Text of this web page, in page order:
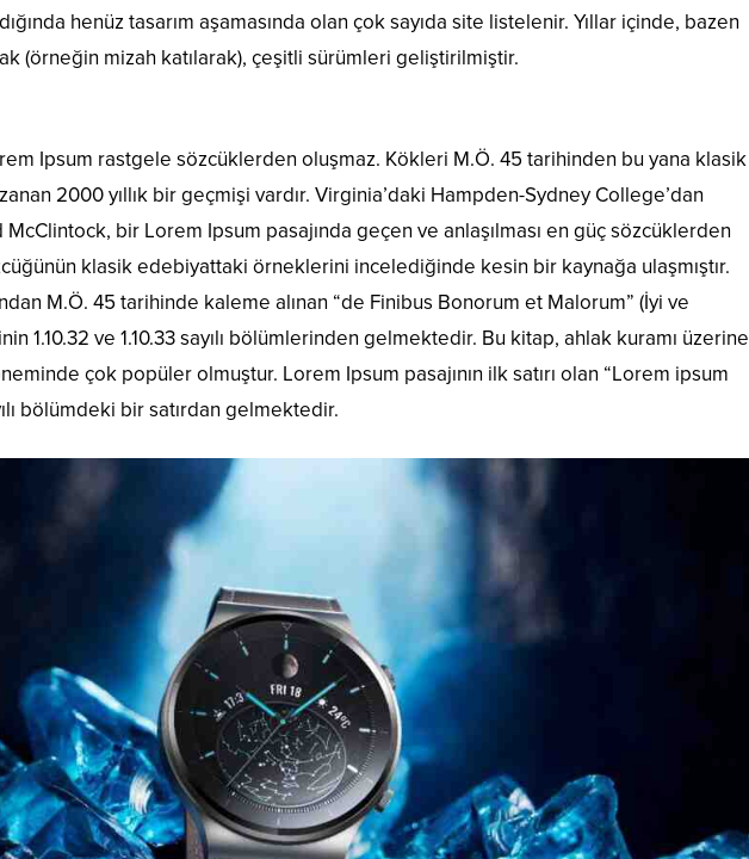
henüz tasarım aşamasında olan çok sayıda site listelenir. Yıllar içinde, bazen
(örneğin mizah katılarak), çeşitli sürümleri geliştirilmiştir.
Ipsum rastgele sözcüklerden oluşmaz. Kökleri M.Ö. 45 tarihinden bu yana klasik
2000 yıllık bir geçmişi vardır. Virginia’daki Hampden-Sydney College’dan
bir Lorem Ipsum pasajında geçen ve anlaşılması en güç sözcüklerden
klasik edebiyattaki örneklerini incelediğinde kesin bir kaynağa ulaşmıştır.
M.Ö. 45 tarihinde kaleme alınan “de Finibus Bonorum et Malorum” (İyi ve
1.10.32 ve 1.10.33 sayılı bölümlerinden gelmektedir. Bu kitap, ahlak kuramı üzerine
çok popüler olmuştur. Lorem Ipsum pasajının ilk satırı olan “Lorem ipsum
bölümdeki bir satırdan gelmektedir.